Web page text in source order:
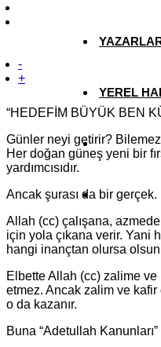
YEREL
-
+
“HEDEFİM BÜYÜK BEN
Günler neyi getirir?
Her doğan güneş yeni bir
yardımcısıdır.
Ancak şurası da bir gerçek.
Allah (cc) çalışana,
için yola çıkana verir. Yani
hangi inançtan olursa
Elbette Allah (cc) zalime
etmez. Ancak zalim ve kafir
o da kazanır.
Buna “Adetullah